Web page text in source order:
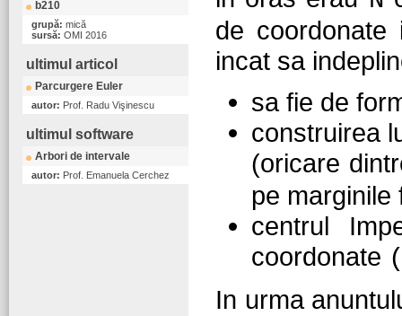
b210
grupă: mică
sursă: OMI 2016
ultimul articol
Parcurgere Euler
autor: Prof. Radu Vişinescu
ultimul software
Arbori de intervale
autor: Prof. Emanuela Cerchez
de coordonate
incat sa
sa fie de
construirea
(oricare
pe marginile
centrul
coordonate
In urma